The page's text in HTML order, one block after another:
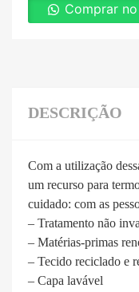
Comprar
DESCRIÇÃO
Com a utilização
um recurso para
cuidado: com as
– Tratamento não
– Matérias-primas
– Tecido reciclado e
– Capa lavável